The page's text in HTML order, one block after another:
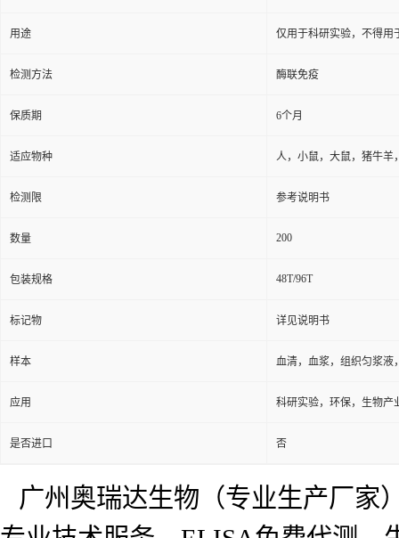
产地 广州
保存条件 2-8℃防潮避光
品牌 广州奥瑞达生物
货号 ARD9-N119
用途 仅用于科研实验，不得用
检测方法 酶联免疫
保质期 6个月
适应物种 人，小鼠，大鼠，猪牛羊
检测限 参考说明书
数量 200
包装规格 48T/96T
标记物 详见说明书
样本 血清，血浆，组织匀浆